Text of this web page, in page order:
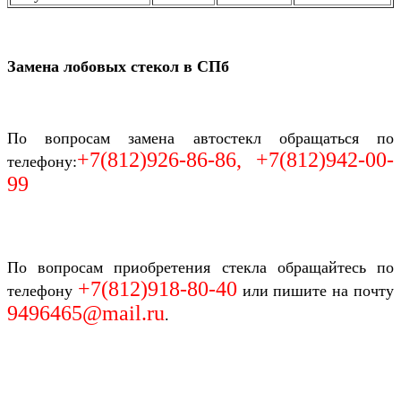
Замена лобовых стекол в СПб
По вопросам замена автостекл обращаться по
телефону:+7(812)926-86-86, +7(812)942-00-
99
По вопросам приобретения стекла обращайтесь по
телефону +7(812)918-80-40 или пишите на почту
9496465@mail.ru.